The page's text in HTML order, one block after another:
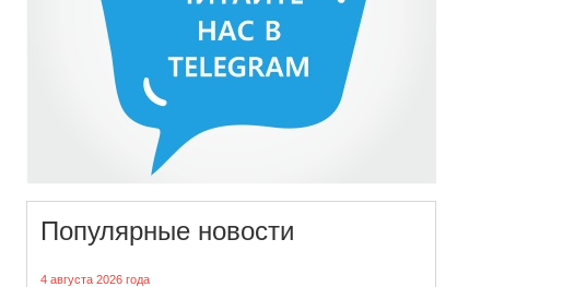
Популярные новости
4 августа 2026 года